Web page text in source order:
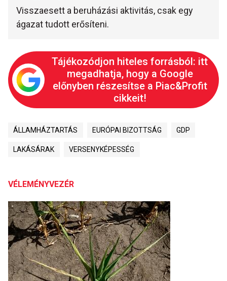
Visszaesett a beruházási aktivitás, csak egy
ágazat tudott erősíteni.
Tájékozódjon hiteles forrásból: itt
megadhatja, hogy a Google
előnyben részesítse a Piac&Profit
cikkeit!
ÁLLAMHÁZTARTÁS EURÓPAI BIZOTTSÁG GDP
LAKÁSÁRAK VERSENYKÉPESSÉG
VÉLEMÉNYVEZÉR